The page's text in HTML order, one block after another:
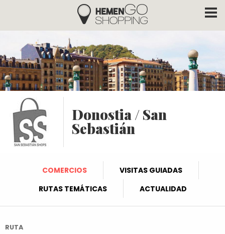
Pasar al contenido principal
Hemengo Shopping
Donostia / San
Sebastián
COMERCIOS
VISITAS GUIADAS
RUTAS TEMÁTICAS
ACTUALIDAD
RUTA